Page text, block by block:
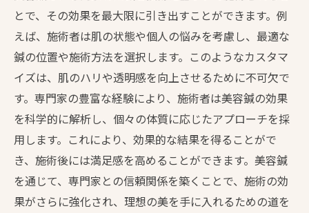
とで、その効果を最大限に引き出すことができます。例
えば、施術者は肌の状態や個人の悩みを考慮し、最適な
鍼の位置や施術方法を選択します。このようなカスタマ
イズは、肌のハリや透明感を向上させるために不可欠で
す。専門家の豊富な経験により、施術者は美容鍼の効果
を科学的に解析し、個々の体質に応じたアプローチを採
用します。これにより、効果的な結果を得ることがで
き、施術後には満足感を高めることができます。美容鍼
を通じて、専門家との信頼関係を築くことで、施術の効
果がさらに強化され、理想の美を手に入れるための道を